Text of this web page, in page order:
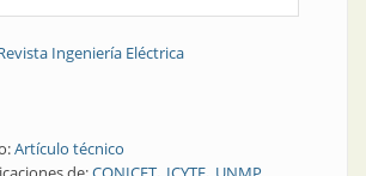
Ingeniería Eléctrica
Artículo técnico